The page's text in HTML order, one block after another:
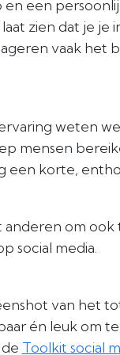
een
zien dat je je
vaak het
weten
mensen
een korte,
om ook
social media.
van het
én leuk om
Toolkit social